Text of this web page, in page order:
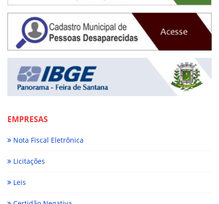
EMPRESAS
Nota Fiscal Eletrônica
Licitações
Leis